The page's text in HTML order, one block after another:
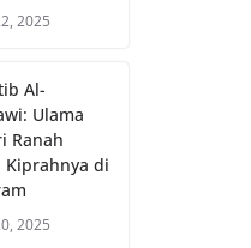
2025
Al-
Ulama
Ranah
Kiprahnya di
2025